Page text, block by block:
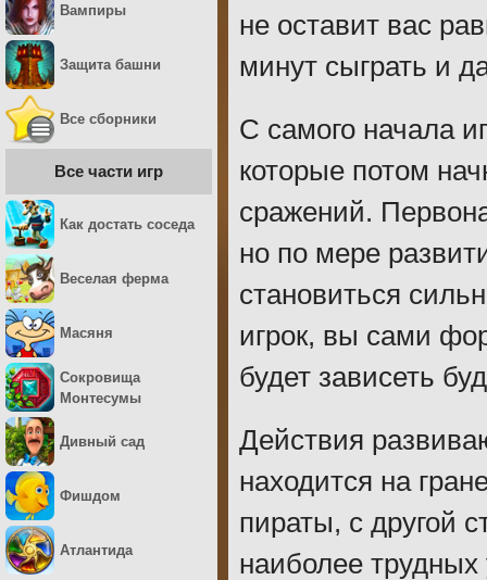
не оставит вас
минут сыграть и
С самого начала
которые потом
сражений.
но по мере
становиться
игрок, вы сами
будет зависеть
Действия
находится на
пираты, с другой
наиболее
Вампиры
Защита башни
Все сборники
Все части игр
Как достать соседа
Веселая ферма
Масяня
Сокровища
Монтесумы
Дивный сад
Фишдом
Атлантида